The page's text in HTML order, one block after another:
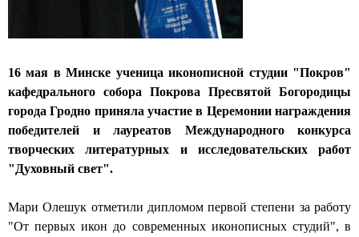
й
с
о
б
р
16 мая в Минске ученица иконописной студии "Покров"
кафедрального собора Покрова Пресвятой Богородицы
города Гродно приняла участие в Церемонии награждения
победителей и лауреатов Международного конкурса
творческих литературных и исследовательских работ
"Духовный свет".
Мари Олешук отметили дипломом первой степени за работу
"От первых икон до современных иконописных студий", в